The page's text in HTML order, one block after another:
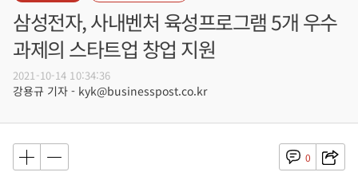
삼성전자, 사내벤처 육성프로그램 5개 우수
과제의 스타트업 창업 지원
2021-10-14 10:34:36
강용규 기자 - kyk@businesspost.co.kr
0